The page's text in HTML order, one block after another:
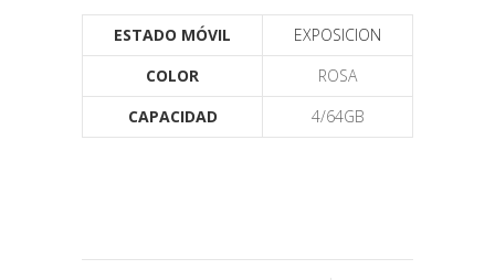
ESTADO MÓVIL
EXPOSICION
COLOR
ROSA
CAPACIDAD
4/64GB